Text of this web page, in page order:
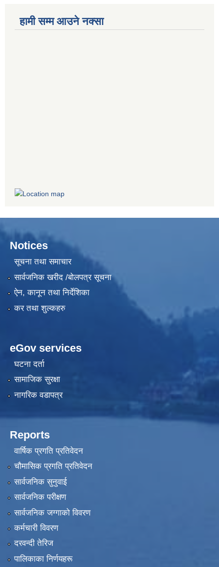
हामी सम्म आउने नक्सा
Notices
सूचना तथा समाचार
सार्वजनिक खरीद /बोलपत्र सूचना
ऐन, कानून तथा निर्देशिका
कर तथा शुल्कहरु
eGov services
घटना दर्ता
सामाजिक सुरक्षा
नागरिक वडापत्र
Reports
वार्षिक प्रगति प्रतिवेदन
चौमासिक प्रगति प्रतिवेदन
सार्वजनिक सुनुवाई
सार्वजनिक परीक्षण
सार्वजनिक जग्गाको विवरण
कर्मचारी विवरण
दरवन्दी तेरिज
पालिकाका निर्णयहरू